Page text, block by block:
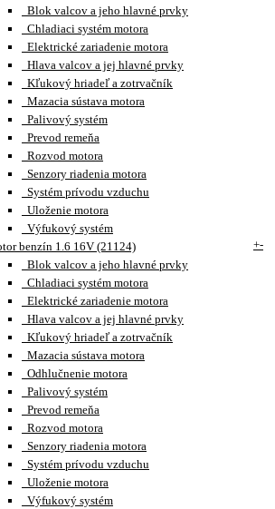
Blok valcov a jeho hlavné prvky
Chladiaci systém motora
Elektrické zariadenie motora
Hlava valcov a jej hlavné prvky
Kľukový hriadeľ a zotrvačník
Mazacia sústava motora
Palivový systém
Prevod remeňa
Rozvod motora
Senzory riadenia motora
Systém prívodu vzduchu
Uloženie motora
Výfukový systém
benzín 1.6 16V (21124)
+-
Blok valcov a jeho hlavné prvky
Chladiaci systém motora
Elektrické zariadenie motora
Hlava valcov a jej hlavné prvky
Kľukový hriadeľ a zotrvačník
Mazacia sústava motora
Odhlučnenie motora
Palivový systém
Prevod remeňa
Rozvod motora
Senzory riadenia motora
Systém prívodu vzduchu
Uloženie motora
Výfukový systém